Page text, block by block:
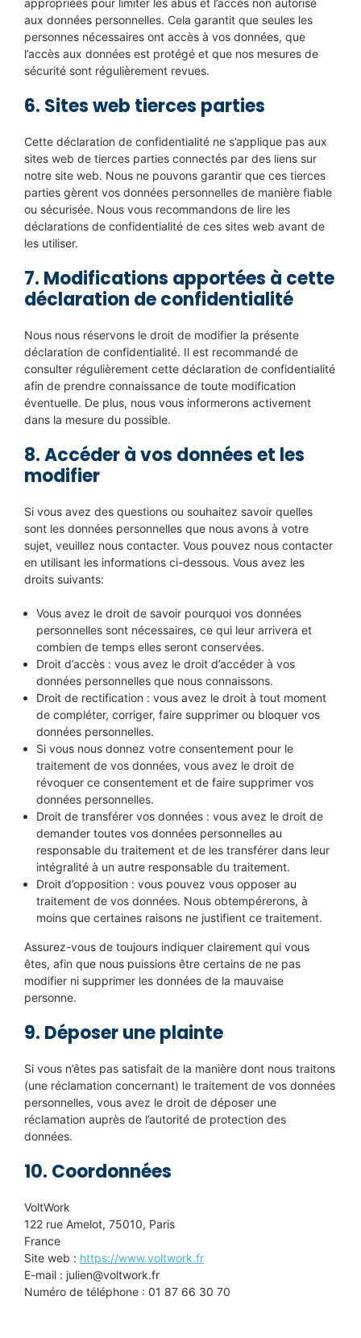
appropriées pour limiter les abus et l’accès non autorisé
aux données personnelles. Cela garantit que seules les
personnes nécessaires ont accès à vos données, que
l’accès aux données est protégé et que nos mesures de
sécurité sont régulièrement revues.
6. Sites web tierces parties
Cette déclaration de confidentialité ne s’applique pas aux
sites web de tierces parties connectés par des liens sur
notre site web. Nous ne pouvons garantir que ces tierces
parties gèrent vos données personnelles de manière fiable
ou sécurisée. Nous vous recommandons de lire les
déclarations de confidentialité de ces sites web avant de
les utiliser.
7. Modifications apportées à cette
déclaration de confidentialité
Nous nous réservons le droit de modifier la présente
déclaration de confidentialité. Il est recommandé de
consulter régulièrement cette déclaration de confidentialité
afin de prendre connaissance de toute modification
éventuelle. De plus, nous vous informerons activement
dans la mesure du possible.
8. Accéder à vos données et les
modifier
Si vous avez des questions ou souhaitez savoir quelles
sont les données personnelles que nous avons à votre
sujet, veuillez nous contacter. Vous pouvez nous contacter
en utilisant les informations ci-dessous. Vous avez les
droits suivants:
Vous avez le droit de savoir pourquoi vos données
personnelles sont nécessaires, ce qui leur arrivera et
combien de temps elles seront conservées.
Droit d’accès : vous avez le droit d’accéder à vos
données personnelles que nous connaissons.
Droit de rectification : vous avez le droit à tout moment
de compléter, corriger, faire supprimer ou bloquer vos
données personnelles.
Si vous nous donnez votre consentement pour le
traitement de vos données, vous avez le droit de
révoquer ce consentement et de faire supprimer vos
données personnelles.
Droit de transférer vos données : vous avez le droit de
demander toutes vos données personnelles au
responsable du traitement et de les transférer dans leur
intégralité à un autre responsable du traitement.
Droit d’opposition : vous pouvez vous opposer au
traitement de vos données. Nous obtempérerons, à
moins que certaines raisons ne justifient ce traitement.
Assurez-vous de toujours indiquer clairement qui vous
êtes, afin que nous puissions être certains de ne pas
modifier ni supprimer les données de la mauvaise
personne.
9. Déposer une plainte
Si vous n’êtes pas satisfait de la manière dont nous traitons
(une réclamation concernant) le traitement de vos données
personnelles, vous avez le droit de déposer une
réclamation auprès de l’autorité de protection des
données.
10. Coordonnées
VoltWork
122 rue Amelot, 75010, Paris
France
Site web : https://www.voltwork.fr
E-mail : julien@voltwork.fr
Numéro de téléphone : 01 87 66 30 70